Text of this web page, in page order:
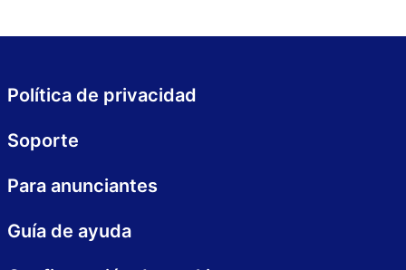
Política de privacidad
Soporte
Para anunciantes
Guía de ayuda